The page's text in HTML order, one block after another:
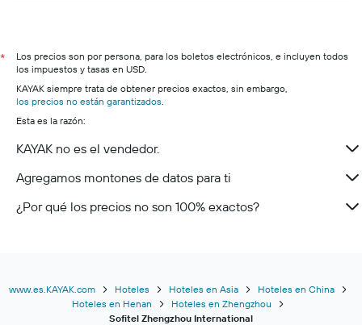
*
Los precios son por persona, para los boletos electrónicos, e incluyen todos
los impuestos y tasas en USD.
KAYAK siempre trata de obtener precios exactos, sin embargo,
los precios no están garantizados.
Esta es la razón:
KAYAK no es el vendedor.
Agregamos montones de datos para ti
¿Por qué los precios no son 100% exactos?
www.es.KAYAK.com Hoteles Hoteles en Asia
Hoteles en China
Hoteles en Henan
Hoteles en Zhengzhou
Sofitel Zhengzhou International